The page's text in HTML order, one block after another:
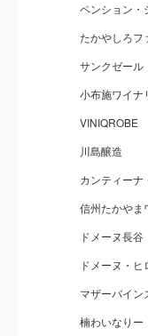
ペンション・
たかやしろフ
サンクゼール
小布施ワイナ
VINIQROBE
川島醸造
カンティーナ
信州たかやま
ドメーヌ長谷
ドメーヌ・ヒ
マザーバイン
楠わいなりー